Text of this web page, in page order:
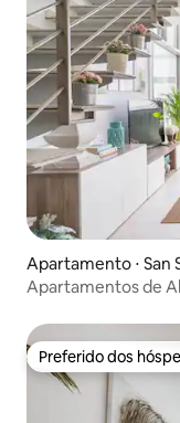
Apartamento ⋅ San
Apartamentos de
Preferido dos
Preferido dos